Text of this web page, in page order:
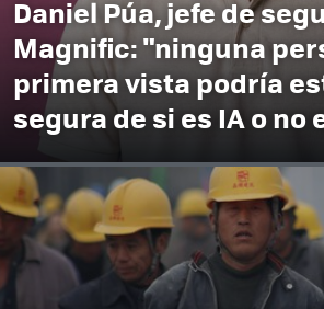
Daniel Púa, jefe de
Magnific: "ninguna
primera vista podría
segura de si es IA o no